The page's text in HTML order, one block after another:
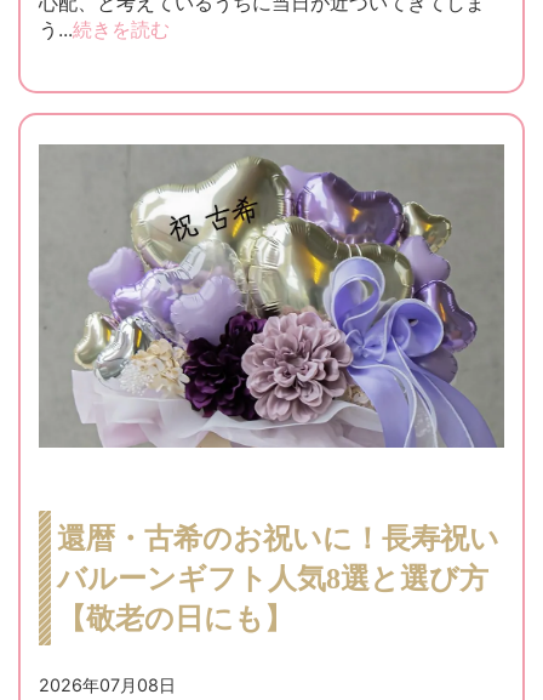
う...続きを読む
還暦・古希のお祝いに！長寿祝い
バルーンギフト人気8選と選び方
【敬老の日にも】
2026年07月08日